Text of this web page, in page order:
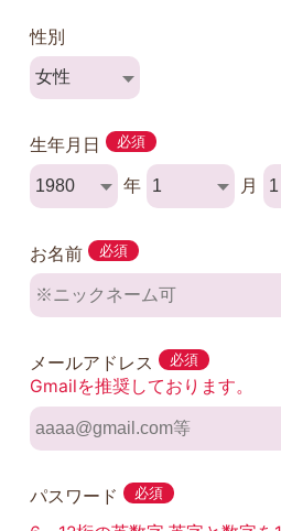
性別
生年月日 必須
年 月
お名前 必須
メールアドレス 必須
Gmailを推奨しております。
パスワード 必須